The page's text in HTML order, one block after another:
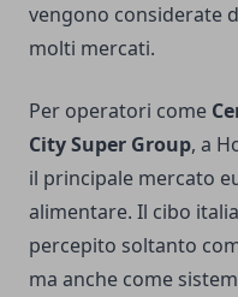
vengono considerate
molti mercati.
Per operatori come
City Super Group, a
il principale mercato
alimentare. Il cibo
percepito soltanto
ma anche come